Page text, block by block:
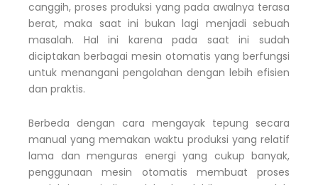
canggih, proses produksi yang pada awalnya terasa
berat, maka saat ini bukan lagi menjadi sebuah
masalah. Hal ini karena pada saat ini sudah
diciptakan berbagai mesin otomatis yang berfungsi
untuk menangani pengolahan dengan lebih efisien
dan praktis.
Berbeda dengan cara mengayak tepung secara
manual yang memakan waktu produksi yang relatif
lama dan menguras energi yang cukup banyak,
penggunaan mesin otomatis membuat proses